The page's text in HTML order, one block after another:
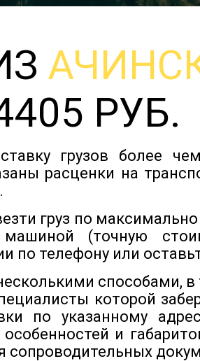
РУБ.
грузов более
расценки на
груз по
(точную
по телефону или
способами,
которой
по указанному
и
сопроводительных